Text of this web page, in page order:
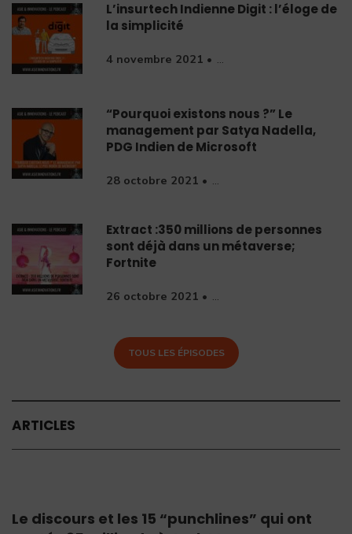
L’insurtech Indienne Digit : l’éloge de
la simplicité
4 novembre 2021 • ...
“Pourquoi existons nous ?” Le
management par Satya Nadella,
PDG Indien de Microsoft
28 octobre 2021 • ...
Extract :350 millions de personnes
sont déjà dans un métaverse;
Fortnite
26 octobre 2021 • ...
TOUS LES ÉPISODES
ARTICLES
Le discours et les 15 “punchlines” qui ont